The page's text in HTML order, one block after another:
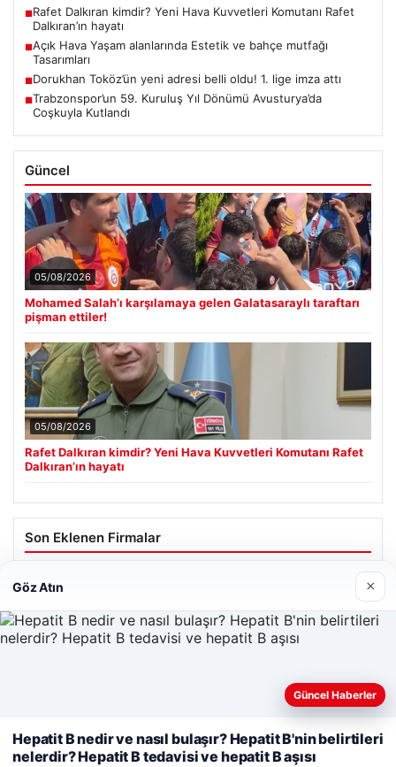
■Rafet Dalkıran kimdir? Yeni Hava Kuvvetleri Komutanı Rafet
Dalkıran’ın hayatı
■Açık Hava Yaşam alanlarında Estetik ve bahçe mutfağı
Tasarımları
■Dorukhan Toköz’ün yeni adresi belli oldu! 1. lige imza attı
■Trabzonspor’un 59. Kuruluş Yıl Dönümü Avusturya’da
Coşkuyla Kutlandı
Güncel
05/08/2026
Mohamed Salah’ı karşılamaya gelen Galatasaraylı taraftarı
pişman ettiler!
05/08/2026
Rafet Dalkıran kimdir? Yeni Hava Kuvvetleri Komutanı Rafet
Dalkıran’ın hayatı
Son Eklenen Firmalar
Hastaş Beton
© 2026 Habersor – Yeni Haberler
Web sitemizi nasıl kullandığınızı daha iyi anlayabilmek,
kullanıyoruz.Çerez Politikamız
Göz Atın ×
Güncel Haberler
Hepatit B nedir ve nasıl bulaşır? Hepatit B'nin belirtileri
nelerdir? Hepatit B tedavisi ve hepatit B aşısı